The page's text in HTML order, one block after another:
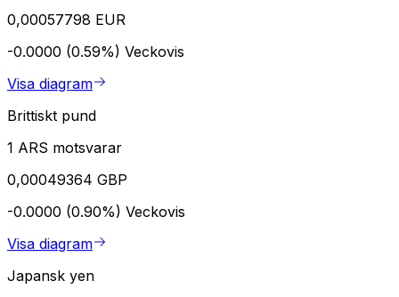
0,00057798 EUR
-0.0000 (0.59%) Veckovis
Visa diagram
Brittiskt pund
1 ARS motsvarar
0,00049364 GBP
-0.0000 (0.90%) Veckovis
Visa diagram
Japansk yen